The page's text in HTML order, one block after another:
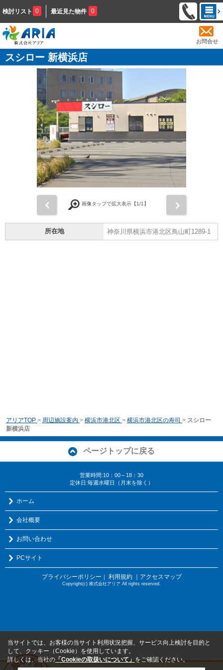
検討リスト 0 最近見た物件 0
お問合せ
スシロー 新横浜店
画像タップで拡大表示【1/1】
所在地 神奈川県横浜市港北区鳥山町1289-1
アリアTOP > 周辺施設案内 > 横浜市港北区 > 横浜市港北区の寿司 > スシロー
新横浜店
ページトップに戻る
営業時間:10：00～18：30
定休日:毎週水曜日（月末を除く）
ホーム
会社概要
お問い合わせ
PCサイト
プライバシーポリシー ｜ 利用規約 ｜アクセスマップ
Copyright(c) 株式会社アリア All rights reserved.
当サイトでは、お客様の当サイト利用状況把握、サービス向上検討を目的と
して、クッキー（Cookie）を使用しています。
詳しくは、当社の「Cookieの取扱いについて」をご確認ください。